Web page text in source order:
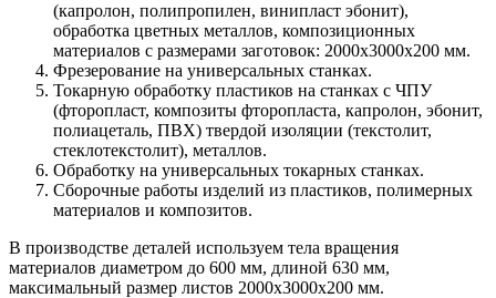
(капролон, полипропилен, винипласт эбонит),
обработка цветных металлов, композиционных
материалов с размерами заготовок: 2000х3000х200 мм.
Фрезерование на универсальных станках.
Токарную обработку пластиков на станках с ЧПУ
(фторопласт, композиты фторопласта, капролон, эбонит,
полиацеталь, ПВХ) твердой изоляции (текстолит,
стеклотекстолит), металлов.
Обработку на универсальных токарных станках.
Сборочные работы изделий из пластиков, полимерных
материалов и композитов.
В производстве деталей используем тела вращения
материалов диаметром до 600 мм, длиной 630 мм,
максимальный размер листов 2000х3000х200 мм.